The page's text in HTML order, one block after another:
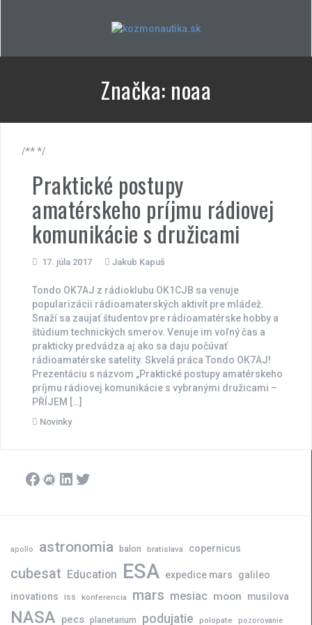
Značka: noaa
/** */
Praktické postupy
amatérskeho príjmu rádiovej
komunikácie s družicami
17. júla 2017 Jakub Kapuš
Tondo OK7AJ z rádioklubu OK1CJB sa venuje
popularizácii rádioamaterských aktivít pre mládež.
Snaží sa zaujať študentov pre rádioamatérske hobby a
štúdium technických smerov. Venuje im voľný čas a
prakticky predvádza aj ako sa daju počúvať
rádioamatérske satelity. Skvelá práca Tondo OK7AJ!
Prezentáciu s názvom „Praktické postupy amatérskeho
príjmu rádiovej komunikácie s vybranými družicami –
PŘÍJEM […]
Novinky
Facebook
Meetup
LinkedIn
Twitter
apollo astronomia balon bratislava copernicus
cubesat Education ESA expedice mars
galileo
inovations iss konferencia mars mesiac moon musilova
NASA pecs planetarium podujatie polopate pozorovanie